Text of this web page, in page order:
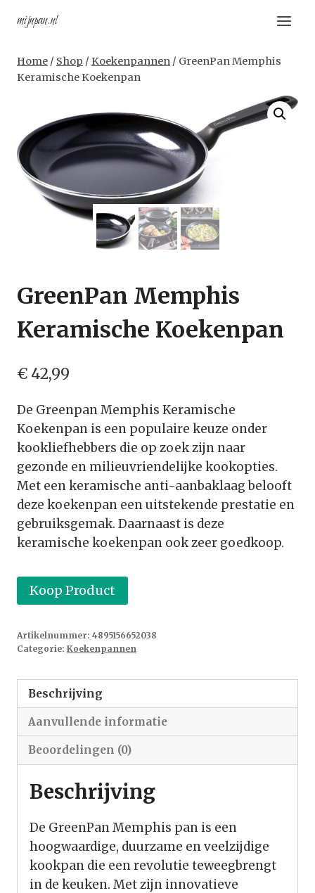
naarmijnpan.nl
Home / Shop / Koekenpannen / GreenPan Memphis
Keramische Koekenpan
GreenPan Memphis
Keramische Koekenpan
€ 42,99
De Greenpan Memphis Keramische
Koekenpan is een populaire keuze onder
kookliefhebbers die op zoek zijn naar
gezonde en milieuvriendelijke kookopties.
Met een keramische anti-aanbaklaag belooft
deze koekenpan een uitstekende prestatie en
gebruiksgemak. Daarnaast is deze
keramische koekenpan ook zeer goedkoop.
Koop Product
Artikelnummer: 4895156652038
Categorie: Koekenpannen
Beschrijving
Aanvullende informatie
Beoordelingen (0)
Beschrijving
De GreenPan Memphis pan is een
hoogwaardige, duurzame en veelzijdige
kookpan die een revolutie teweegbrengt
in de keuken. Met zijn innovatieve